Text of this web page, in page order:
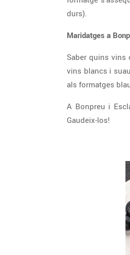
durs).
Maridatges a
Saber quins vins
vins blancs i
als formatges
A Bonpreu i
Gaudeix-los!